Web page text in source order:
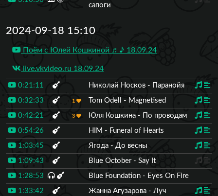
сапоги
2024-09-18 15:10
Поём с Юлей Кошкиной ♬♪ 18.09.24
live.vkvideo.ru 18.09.24
0:21:11 Николай Носков - Паранойя
0:32:33 1 Tom Odell - Magnetised
0:42:21 3 Юля Кошкина - По проводам
0:54:26 HIM - Funeral of Hearts
1:03:45 Ягода - До весны
1:09:43 Blue October - Say It
1:28:53 Blue Foundation - Eyes On Fire
1:33:42 Жанна Агузарова - Луч